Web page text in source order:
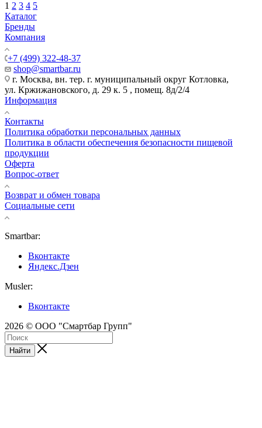
1 2 3 4 5
Каталог
Бренды
Компания
+7 (499) 322-48-37
shop@smartbar.ru
г. Москва, вн. тер. г. муниципальный округ Котловка,
ул. Кржижановского, д. 29 к. 5 , помещ. 8д/2/4
Информация
Контакты
Политика обработки персональных данных
Политика в области обеспечения безопасности пищевой
продукции
Оферта
Вопрос-ответ
Возврат и обмен товара
Социальные сети
Smartbar:
Вконтакте
Яндекс.Дзен
Musler:
Вконтакте
2026 © ООО "Смартбар Групп"
Найти